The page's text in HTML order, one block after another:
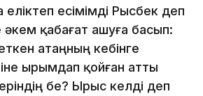
еліктеп есімімді Рысбек деп
әкем қабағат ашуға басып:
атаңның кебінге
ырымдап қойған атты
бе? Ырыс келді деп